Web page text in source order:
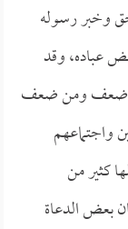
وخبر رسوله
عباده، وقد
ضعف ومن ضعف
واجتماعهم
كثير من
بعض الدعاة